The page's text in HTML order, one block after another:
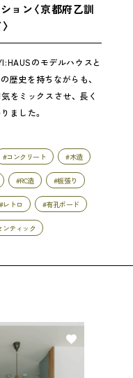
ョン〈京都府乙訓
のモデルハウスと
歴史を持ちながらも、
をミックスさせ、 長く
ました。
#コンクリート #木造
#RC造 #板張り
#レトロ #有孔ボード
ンティック
好き